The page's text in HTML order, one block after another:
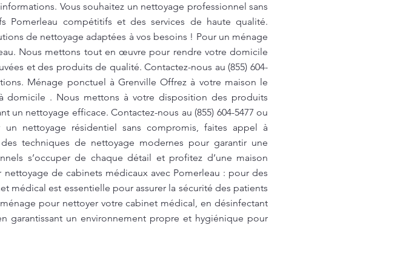
Vous souhaitez un nettoyage professionnel sans
Pomerleau compétitifs et des services de haute qualité.
de nettoyage adaptées à vos besoins ! Pour un ménage
Nous mettons tout en œuvre pour rendre votre domicile
et des produits de qualité. Contactez-nous au (855) 604-
Ménage ponctuel à Grenville Offrez à votre maison le
domicile . Nous mettons à votre disposition des produits
nettoyage efficace. Contactez-nous au (855) 604-5477 ou
nettoyage résidentiel sans compromis, faites appel à
techniques de nettoyage modernes pour garantir une
s’occuper de chaque détail et profitez d’une maison
de cabinets médicaux avec Pomerleau : pour des
médical est essentielle pour assurer la sécurité des patients
pour nettoyer votre cabinet médical, en désinfectant
garantissant un environnement propre et hygiénique pour